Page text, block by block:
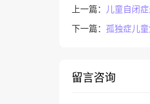
上一篇：
儿童自闭
下一篇： 孤独症儿
留言咨询